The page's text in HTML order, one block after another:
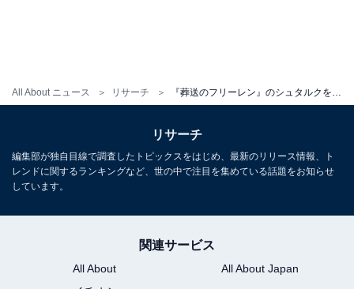
All About ニュース リサーチ
リサーチ
編集部が独自目線で調査したトピックスをはじめ、最新のリリース情報、ト
レンドに関するランキングなど、世の中で注目を集めている話題をお知らせ
しています。
関連サービス
All About
All About Japan